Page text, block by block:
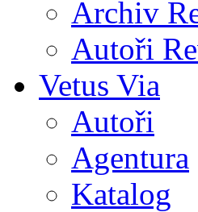
Archiv
Autoři
Vetus Via
Autoři
Agentura
Katalog